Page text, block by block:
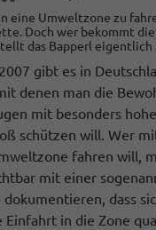
eine Umweltzone zu
Doch wer bekommt
das Bapperl eigentlich
gibt es in
denen man die
mit besonders
schützen will. Wer
fahren will,
mit einer
dass
Einfahrt in die Zone